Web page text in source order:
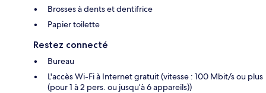
Brosses à dents et dentifrice
Papier toilette
Restez connecté
Bureau
L'accès Wi-Fi à Internet gratuit (vitesse : 100 Mbit/s ou plus
(pour 1 à 2 pers. ou jusqu’à 6 appareils))